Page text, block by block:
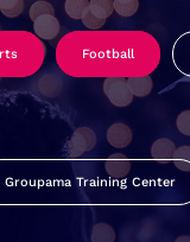
Football
Groupama Training Center